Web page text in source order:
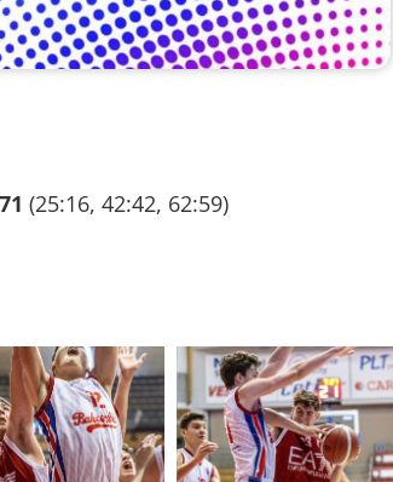
(25:16, 42:42, 62:59)